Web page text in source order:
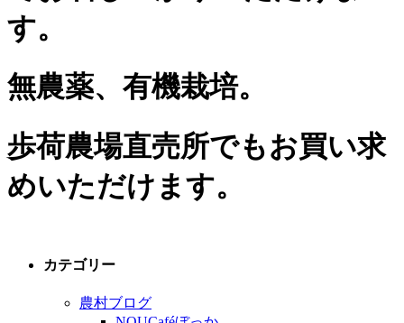
す。
無農薬、有機栽培。
歩荷農場直売所でもお買い求
めいただけます。
カテゴリー
農村ブログ